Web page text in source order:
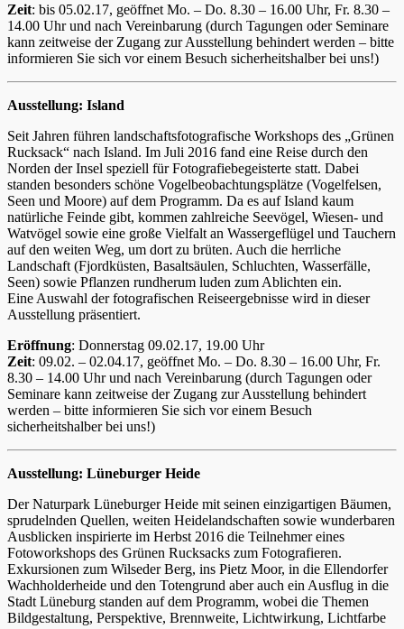
Zeit: bis 05.02.17, geöffnet Mo. – Do. 8.30 – 16.00 Uhr, Fr. 8.30 –
14.00 Uhr und nach Vereinbarung (durch Tagungen oder Seminare
kann zeitweise der Zugang zur Ausstellung behindert werden – bitte
informieren Sie sich vor einem Besuch sicherheitshalber bei uns!)
Ausstellung: Island
Seit Jahren führen landschaftsfotografische Workshops des „Grünen
Rucksack“ nach Island. Im Juli 2016 fand eine Reise durch den
Norden der Insel speziell für Fotografiebegeisterte statt. Dabei
standen besonders schöne Vogelbeobachtungsplätze (Vogelfelsen,
Seen und Moore) auf dem Programm. Da es auf Island kaum
natürliche Feinde gibt, kommen zahlreiche Seevögel, Wiesen- und
Watvögel sowie eine große Vielfalt an Wassergeflügel und Tauchern
auf den weiten Weg, um dort zu brüten. Auch die herrliche
Landschaft (Fjordküsten, Basaltsäulen, Schluchten, Wasserfälle,
Seen) sowie Pflanzen rundherum luden zum Ablichten ein.
Eine Auswahl der fotografischen Reiseergebnisse wird in dieser
Ausstellung präsentiert.
Eröffnung: Donnerstag 09.02.17, 19.00 Uhr
Zeit: 09.02. – 02.04.17, geöffnet Mo. – Do. 8.30 – 16.00 Uhr, Fr.
8.30 – 14.00 Uhr und nach Vereinbarung (durch Tagungen oder
Seminare kann zeitweise der Zugang zur Ausstellung behindert
werden – bitte informieren Sie sich vor einem Besuch
sicherheitshalber bei uns!)
Ausstellung: Lüneburger Heide
Der Naturpark Lüneburger Heide mit seinen einzigartigen Bäumen,
sprudelnden Quellen, weiten Heidelandschaften sowie wunderbaren
Ausblicken inspirierte im Herbst 2016 die Teilnehmer eines
Fotoworkshops des Grünen Rucksacks zum Fotografieren.
Exkursionen zum Wilseder Berg, ins Pietz Moor, in die Ellendorfer
Wachholderheide und den Totengrund aber auch ein Ausflug in die
Stadt Lüneburg standen auf dem Programm, wobei die Themen
Bildgestaltung, Perspektive, Brennweite, Lichtwirkung, Lichtfarbe